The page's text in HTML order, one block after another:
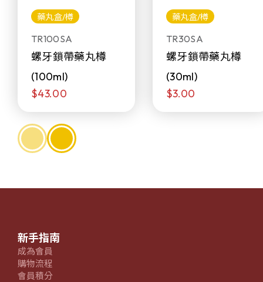
藥丸盒/樽
TR100SA
螺牙鎖帶藥丸樽
(100ml)
$43.00
藥丸盒/樽
TR30SA
螺牙鎖帶藥丸樽
(30ml)
$3.00
新手指南
成為會員
購物流程
會員積分